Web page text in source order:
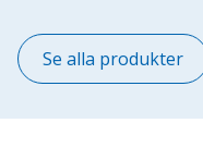
Se alla produkter